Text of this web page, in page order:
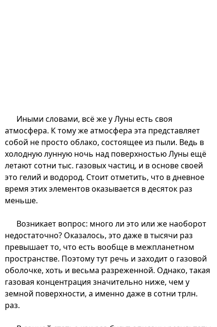
Иными словами, всё же у Луны есть своя
атмосфера. К тому же атмосфера эта представляет
собой не просто облако, состоящее из пыли. Ведь в
холодную лунную ночь над поверхностью Луны ещё
летают сотни тыс. газовых частиц, и в основе своей
это гелий и водород. Стоит отметить, что в дневное
время этих элементов оказывается в десяток раз
меньше.
Возникает вопрос: много ли это или же наоборот
недостаточно? Оказалось, это даже в тысячи раз
превышает то, что есть вообще в межпланетном
пространстве. Поэтому тут речь и заходит о газовой
оболочке, хоть и весьма разреженной. Однако, такая
газовая концентрация значительно ниже, чем у
земной поверхности, а именно даже в сотни трлн.
раз.